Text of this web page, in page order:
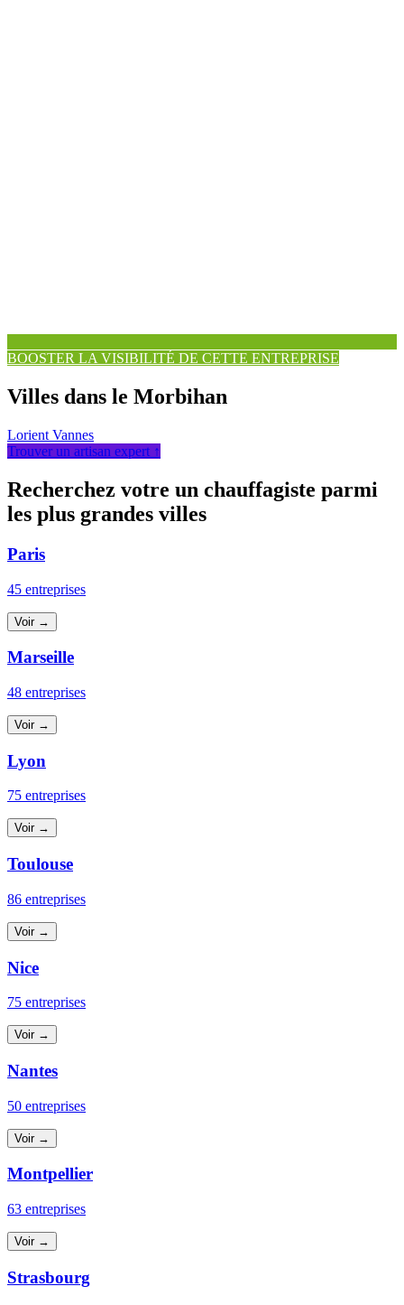
BOOSTER LA VISIBILITÉ DE CETTE ENTREPRISE
Villes dans le Morbihan
Lorient Vannes
Trouver un artisan expert ↑
Recherchez votre un chauffagiste parmi
les plus grandes villes
Paris
45 entreprises
Voir →
Marseille
48 entreprises
Voir →
Lyon
75 entreprises
Voir →
Toulouse
86 entreprises
Voir →
Nice
75 entreprises
Voir →
Nantes
50 entreprises
Voir →
Montpellier
63 entreprises
Voir →
Strasbourg